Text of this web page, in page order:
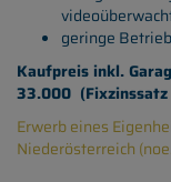
geringe
Kaufpreis inkl.
33.000 (Fixzinssatz
Erwerb eines
Niederösterreich